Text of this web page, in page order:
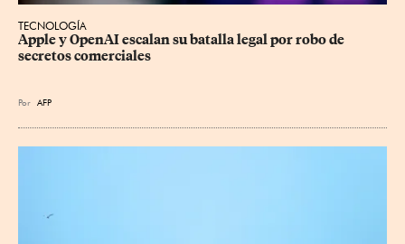
TECNOLOGÍA
Apple y OpenAI escalan su batalla legal por robo de
secretos comerciales
Por AFP